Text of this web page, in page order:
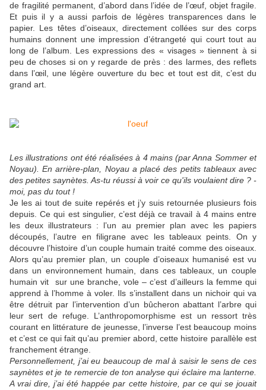
de fragilité permanent, d’abord dans l’idée de l’œuf, objet fragile.
Et puis il y a aussi parfois de légères transparences dans le
papier. Les têtes d’oiseaux, directement collées sur des corps
humains donnent une impression d’étrangeté qui court tout au
long de l’album. Les expressions des « visages » tiennent à si
peu de choses si on y regarde de près : des larmes, des reflets
dans l’œil, une légère ouverture du bec et tout est dit, c’est du
grand art.
Les illustrations ont été réalisées à 4 mains (par Anna Sommer et
Noyau). En arrière-plan, Noyau a placé des petits tableaux avec
des petites saynètes. As-tu réussi à voir ce qu'ils voulaient dire ? -
moi, pas du tout !
Je les ai tout de suite repérés et j’y suis retournée plusieurs fois
depuis. Ce qui est singulier, c’est déjà ce travail à 4 mains entre
les deux illustrateurs : l’un au premier plan avec les papiers
découpés, l’autre en filigrane avec les tableaux peints. On y
découvre l’histoire d’un couple humain traité comme des oiseaux.
Alors qu’au premier plan, un couple d’oiseaux humanisé est vu
dans un environnement humain, dans ces tableaux, un couple
humain vit sur une branche, vole – c’est d’ailleurs la femme qui
apprend à l’homme à voler. Ils s’installent dans un nichoir qui va
être détruit par l’intervention d’un bûcheron abattant l’arbre qui
leur sert de refuge. L’anthropomorphisme est un ressort très
courant en littérature de jeunesse, l’inverse l’est beaucoup moins
et c’est ce qui fait qu’au premier abord, cette histoire parallèle est
franchement étrange.
Personnellement, j’ai eu beaucoup de mal à saisir le sens de ces
saynètes et je te remercie de ton analyse qui éclaire ma lanterne.
A vrai dire, j’ai été happée par cette histoire, par ce qui se jouait